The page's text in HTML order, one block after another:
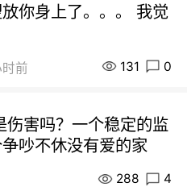
你身上了。。。 我觉
时前 131 0
伤害吗？一个稳定的监
吵不休没有爱的家
288 4